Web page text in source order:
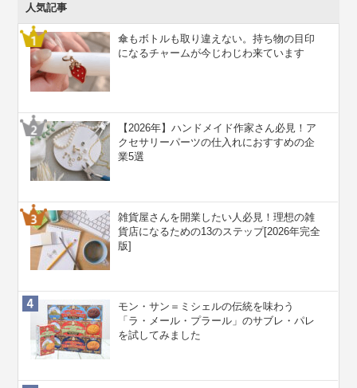
人気記事
傘もボトルも取り違えない。持ち物の目印
になるチャームが今じわじわ来ています
【2026年】ハンドメイド作家さん必見！ア
クセサリーパーツの仕入れにおすすめの企
業5選
雑貨屋さんを開業したい人必見！理想の雑
貨店になるための13のステップ[2026年完全
版]
モン・サン＝ミシェルの伝統を味わう
「ラ・メール・プラール」のサブレ・パレ
を試してみました